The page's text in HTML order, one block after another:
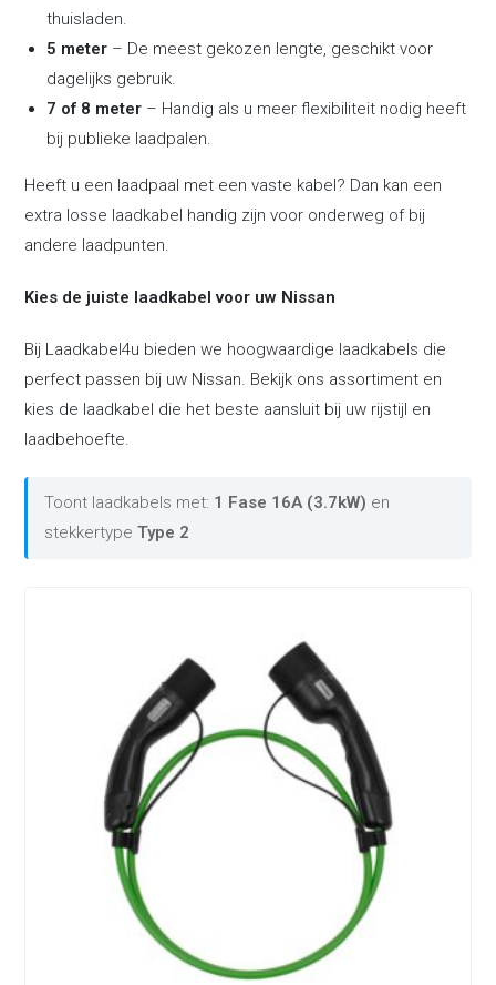
thuisladen.
5 meter – De meest gekozen lengte, geschikt voor
dagelijks gebruik.
7 of 8 meter – Handig als u meer flexibiliteit nodig heeft
bij publieke laadpalen.
Heeft u een laadpaal met een vaste kabel? Dan kan een
extra losse laadkabel handig zijn voor onderweg of bij
andere laadpunten.
Kies de juiste laadkabel voor uw Nissan
Bij Laadkabel4u bieden we hoogwaardige laadkabels die
perfect passen bij uw Nissan. Bekijk ons assortiment en
kies de laadkabel die het beste aansluit bij uw rijstijl en
laadbehoefte.
Toont laadkabels met: 1 Fase 16A (3.7kW) en
stekkertypeType 2